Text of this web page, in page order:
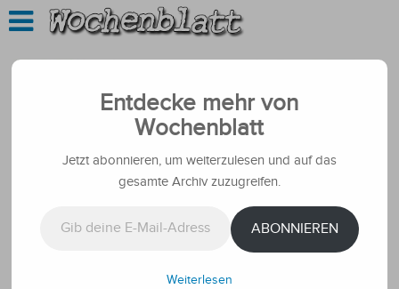
Entdecke mehr von
Wochenblatt
Jetzt abonnieren, um weiterzulesen und auf das
gesamte Archiv zuzugreifen.
ABONNIEREN
Weiterlesen